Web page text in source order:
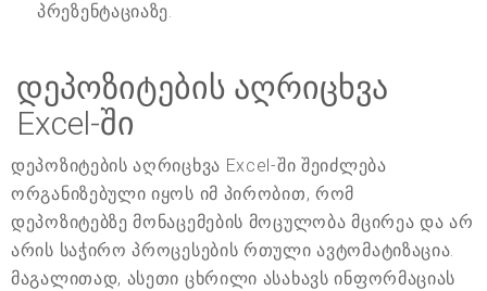
პრეზენტაციაზე.
დეპოზიტების აღრიცხვა
Excel-ში
დეპოზიტების აღრიცხვა Excel-ში შეიძლება
ორგანიზებული იყოს იმ პირობით, რომ
დეპოზიტებზე მონაცემების მოცულობა მცირეა და არ
არის საჭირო პროცესების რთული ავტომატიზაცია.
მაგალითად, ასეთი ცხრილი ასახავს ინფორმაციას